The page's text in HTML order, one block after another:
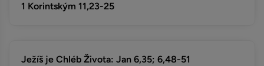
1 Korintským 11,23-25
Ježíš je Chléb Života: Jan 6,35; 6,48-51